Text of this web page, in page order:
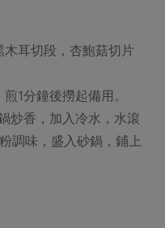
耳切段，杏鮑菇切片
1分鐘後撈起備用。
炒香，加入冷水，水滾
調味，盛入砂鍋，鋪上